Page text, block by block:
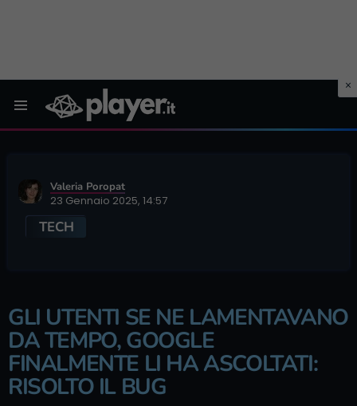
Valeria Poropat
23 Gennaio 2025, 14:57
TECH
GLI UTENTI SE NE LAMENTAVANO
DA TEMPO, GOOGLE
FINALMENTE LI HA ASCOLTATI:
RISOLTO IL BUG